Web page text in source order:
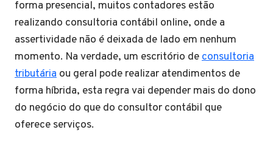
forma presencial, muitos contadores estão
realizando consultoria contábil online, onde a
assertividade não é deixada de lado em nenhum
momento. Na verdade, um escritório deconsultoria
tributária ou geral pode realizar atendimentos de
forma híbrida, esta regra vai depender mais do dono
do negócio do que do consultor contábil que
oferece serviços.